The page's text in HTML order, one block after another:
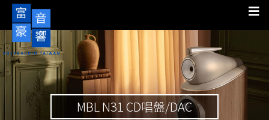
MBL N31 CD唱盤/DAC